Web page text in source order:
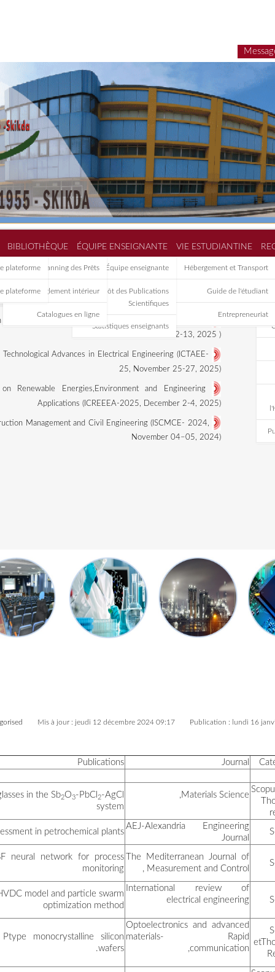
Nom et Prénom
Mechanical, Thermal, and
مشحود الأرقم
New NLPCA model
بوعكاز مسعود
AC-DC optimal power flow
مزهود نبيل
Experimental study of
رحموني صالح